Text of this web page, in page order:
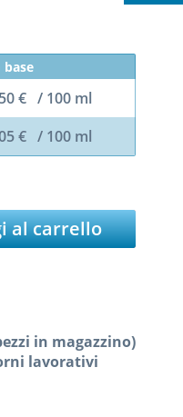
base
€ / 100 ml
€ / 100 ml
al carrello
in magazzino)
lavorativi